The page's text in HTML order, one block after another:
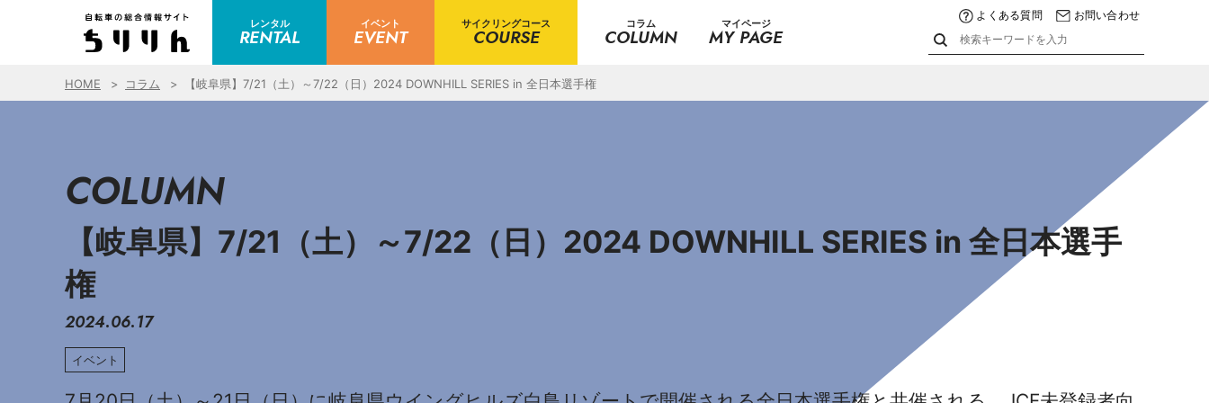
レンタル
RENTAL
イベント
EVENT
サイクリングコース
COURSE
コラム
COLUMN
マイページ
MY PAGE
よくある質問 お問い合わせ
HOME コラム 【岐阜県】7/21（土）～7/22（日）2024 DOWNHILL SERIES in 全日本選手権
COLUMN
【岐阜県】7/21（土）～7/22（日）2024 DOWNHILL SERIES in 全日本選手
権
2024.06.17
イベント